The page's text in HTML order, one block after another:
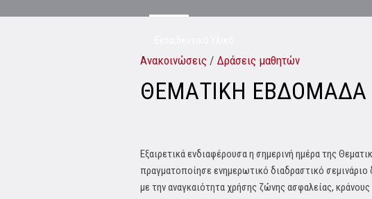
Ανακοινώσεις / Δράσεις μαθητών
ΘΕΜΑΤΙΚΗ
Εξαιρετικά ενδιαφέρουσα η σημερινή ημέρα της
πραγματοποίησε ενημερωτικό διαδραστικό
με την αναγκαιότητα χρήσης ζώνης ασφαλείας,